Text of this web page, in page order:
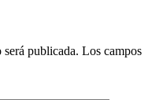
publicada. Los campos